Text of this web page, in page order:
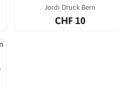
Jordi Druck Bern
CHF 10